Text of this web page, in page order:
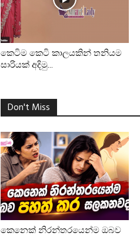
කෙටිම කෙටි කාලයකින් තනියම
සාරියක් අදිමු…
Don't Miss
කෙනෙක් නිරන්තරයෙන්ම ඔබව